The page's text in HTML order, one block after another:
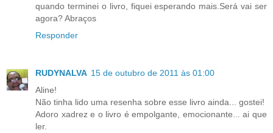
quando terminei o livro, fiquei esperando mais.Será vai ser
agora? Abraços
Responder
RUDYNALVA 15 de outubro de 2011 às 01:00
Aline!
Não tinha lido uma resenha sobre esse livro ainda... gostei!
Adoro xadrez e o livro é empolgante, emocionante... ai que
ler.